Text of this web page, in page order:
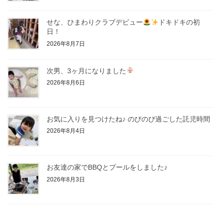
せな、ひまわりクラブデビュー
ドキドキの初
日！
2026年8月7日
次男、3ヶ月になりました
2026年8月6日
お気に入りを見つけたね♪ のびのび過ごした託児時間
2026年8月4日
お友達の家でBBQとプールをしました♪
2026年8月3日